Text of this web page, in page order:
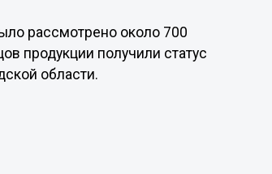
рассмотрено около 700
продукции получили статус
области.